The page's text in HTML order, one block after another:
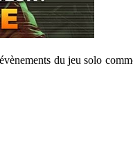
du jeu solo